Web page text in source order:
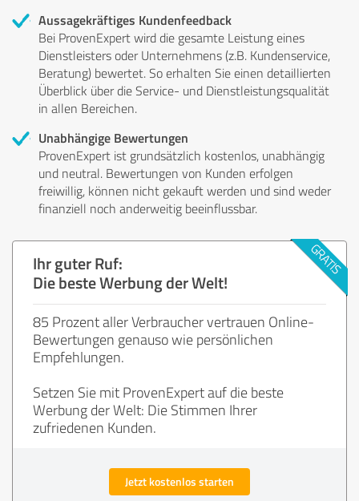
Aussagekräftiges Kundenfeedback
Bei ProvenExpert wird die gesamte Leistung eines
Dienstleisters oder Unternehmens (z.B. Kundenservice,
Beratung) bewertet. So erhalten Sie einen detaillierten
Überblick über die Service- und Dienstleistungsqualität
in allen Bereichen.
Unabhängige Bewertungen
ProvenExpert ist grundsätzlich kostenlos, unabhängig
und neutral. Bewertungen von Kunden erfolgen
freiwillig, können nicht gekauft werden und sind weder
finanziell noch anderweitig beeinflussbar.
Ihr guter Ruf:
Die beste Werbung der Welt!
85 Prozent aller Verbraucher vertrauen Online-
Bewertungen genauso wie persönlichen
Empfehlungen.
Setzen Sie mit ProvenExpert auf die beste
Werbung der Welt: Die Stimmen Ihrer
zufriedenen Kunden.
Jetzt kostenlos starten